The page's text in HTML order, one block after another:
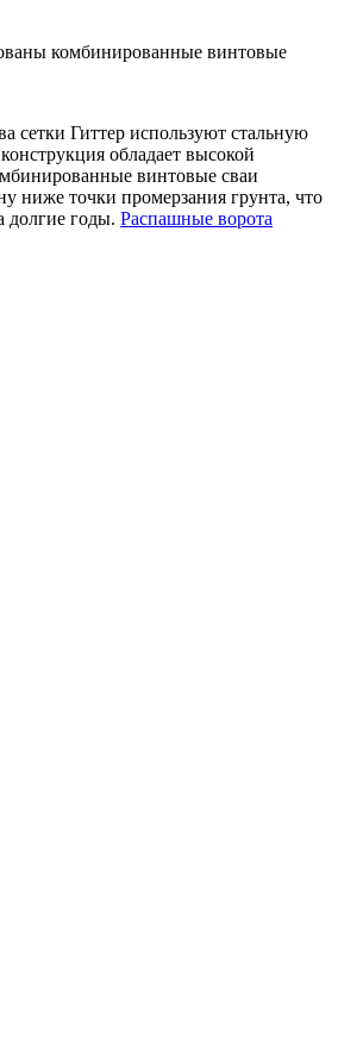
комбинированные винтовые
сетки Гиттер используют стальную
обладает высокой
винтовые сваи
ниже точки промерзания грунта, что
долгие годы. Распашные ворота